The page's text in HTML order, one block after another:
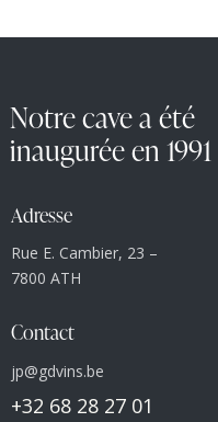
Notre cave a été
inaugurée en 1991
Adresse
Rue E. Cambier, 23 –
7800 ATH
Contact
jp@gdvins.be
+32 68 28 27 01